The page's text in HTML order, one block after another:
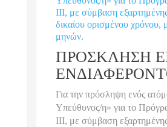
ΙΙΙ, με σύμβαση
δικαίου ορισμένου χρόνου,
μηνών.
ΠΡΟΣΚΛΗΣΗ
Για την πρόσληψη ενός
Υπεύθυνος/η» για το
ΙΙΙ, με σύμβαση